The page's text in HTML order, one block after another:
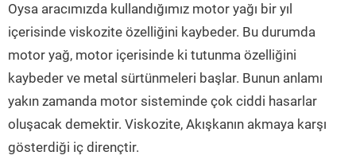
Oysa aracımızda kullandığımız motor yağı bir yıl
içerisinde viskozite özelliğini kaybeder. Bu durumda
motor yağ, motor içerisinde ki tutunma özelliğini
kaybeder ve metal sürtünmeleri başlar. Bunun anlamı
yakın zamanda motor sisteminde çok ciddi hasarlar
oluşacak demektir. Viskozite, Akışkanın akmaya karşı
gösterdiği iç dirençtir.